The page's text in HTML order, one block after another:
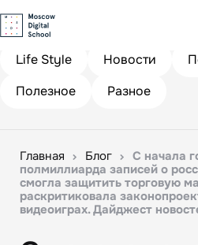
Life Style
Новости
Полезное
Разное
Главная Блог
С начала
полмиллиарда записей о
смогла защитить торговую
раскритиковала
видеоиграх. Дайджест